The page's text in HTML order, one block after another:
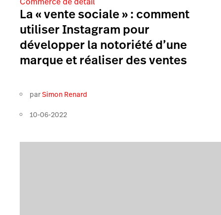
La « vente sociale » : comment
utiliser Instagram pour
développer la notoriété d’une
marque et réaliser des ventes
parSimon Renard
10-06-2022